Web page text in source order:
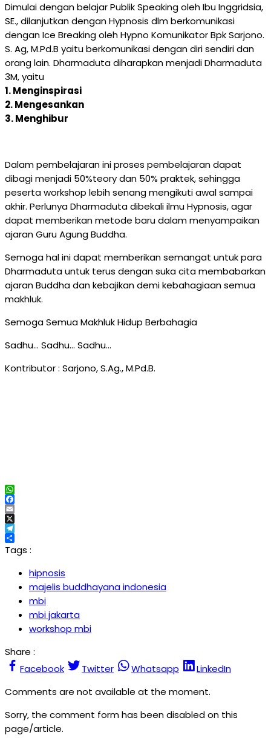
Dimulai dengan belajar Publik Speaking oleh Ibu Inggridsia,
SE., dilanjutkan dengan Hypnosis dlm berkomunikasi
dengan Ice Breaking oleh Hypno Komunikator Bpk Sarjono.
S. Ag, M.Pd.B yaitu berkomunikasi dengan diri sendiri dan
orang lain. Dharmaduta diharapkan menjadi Dharmaduta
3M, yaitu
1. Menginspirasi
2. Mengesankan
3. Menghibur
Dalam pembelajaran ini proses pembelajaran dapat
dibagi menjadi 50%teory dan 50% praktek, sehingga
peserta workshop lebih senang mengikuti awal sampai
akhir. Perlunya Dharmaduta dibekali ilmu Hypnosis, agar
dapat memberikan metode baru dalam menyampaikan
ajaran Guru Agung Buddha.
Semoga hal ini dapat memberikan semangat untuk para
Dharmaduta untuk terus dengan suka cita membabarkan
ajaran Buddha dan kebajikan demi kebahagiaan semua
makhluk.
Semoga Semua Makhluk Hidup Berbahagia
Sadhu… Sadhu… Sadhu…
Kontributor : Sarjono, S.Ag., M.Pd.B.
WhatsApp
Facebook
Email
X
Telegram
Share
Tags :
hipnosis
majelis buddhayana indonesia
mbi
mbi jakarta
workshop mbi
Share :
Facebook
Twitter Whatsapp
LinkedIn
Comments are not available at the moment.
Sorry, the comment form has been disabled on this
page/article.